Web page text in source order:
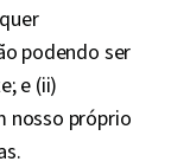
podendo ser
e (ii)
nosso próprio